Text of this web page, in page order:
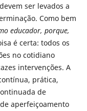
ser levados a
Como bem
educador, porque,
é certa: todos os
no cotidiano
intervenções. A
prática,
de
aperfeiçoamento